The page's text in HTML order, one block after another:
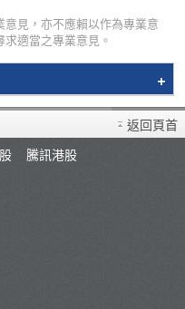
見，亦不應賴以作為專業意
適當之專業意見。
返回頁首
騰訊港股